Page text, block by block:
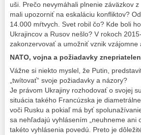
uši. Prečo nevymáhali plnenie záväzkov
mali upozorniť na eskaláciu konfliktov?
14.000 mŕtvych. Svet robil čo? Kde boli
Ukrajincov a Rusov nešlo? V rokoch
zakonzervovať a umožniť vznik vzájomne
NATO, vojna a požiadavky
Vážne si niekto myslel, že Putin,
„twítovať“ svoje požiadavky a názory?
Je právom Ukrajiny rozhodovať o svojej
situácia takého Francúzska je
voči Rusku a pokiaľ má byť
sa nehľadajú vyhlásením „neuhneme
takéto vyhlásenia povedú. Preto je